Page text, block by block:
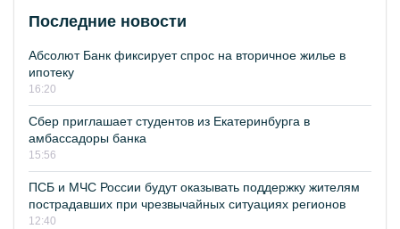
Последние новости
Абсолют Банк фиксирует спрос на вторичное жилье в
ипотеку
16:20
Сбер приглашает студентов из Екатеринбурга в
амбассадоры банка
15:56
ПСБ и МЧС России будут оказывать поддержку жителям
пострадавших при чрезвычайных ситуациях регионов
12:40